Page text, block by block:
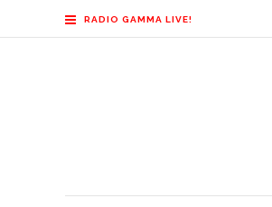
RADIO GAMMA LIVE!